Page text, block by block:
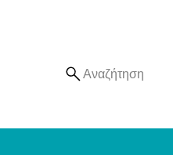
Αναζήτηση